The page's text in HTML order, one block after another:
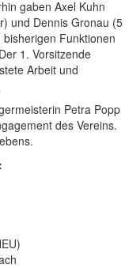
gaben Axel Kuhn
und Dennis Gronau (5
Funktionen
1. Vorsitzende
Arbeit und
Petra Popp
des Vereins.